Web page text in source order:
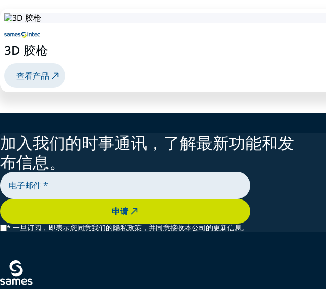
3D 胶枪
查看产品
加入我们的时事通讯，了解最新功能和发
布信息。
申请
* 一旦订阅，即表示您同意我们的隐私政策，并同意接收本公司的更新信息。